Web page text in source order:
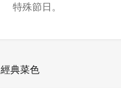
特殊節日。
經典菜色